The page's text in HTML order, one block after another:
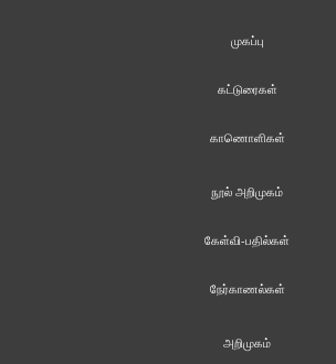
முகப்பு
கட்டுரைகள்
காணொளிகள்
நூல் அறிமுகம்
கேள்வி-பதில்கள்
நேர்காணல்கள்
அறிமுகம்